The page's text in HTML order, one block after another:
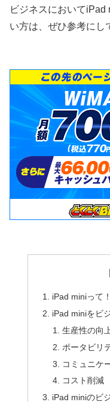
ビジネスにおいてiPad
い方は、ぜひ参考にし
iPad miniって
iPad miniをビ
生産性の向
ポータビリ
コミュニケ
コスト削減
iPad miniのビ